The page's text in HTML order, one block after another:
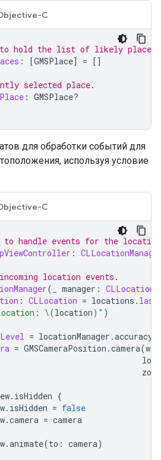
C
hold the list of likely places.
: [GMSPlace] = []
selected place.
: GMSPlace?
для обработки событий для
используя условие
C
to handle events for the location
:
location events.
( manager :
: CLLocation = locations . last
\(location) " )
= locationManager .
= GMSCameraPosition .camera(
zoom
. isHidden {
. isHidden = false
.camera = camera
.animate(to : camera)